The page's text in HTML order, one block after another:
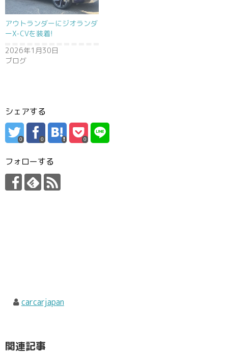
アウトランダーにジオランダ
ーX-CVを装着!
2026年1月30日
ブログ
シェアする
0 0 0
フォローする
carcarjapan
関連記事